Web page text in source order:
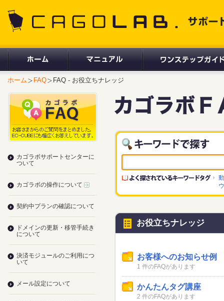
ホーム FAQ FAQ - お役立ちナレッジ
お役立ちナレッジ
お客様へのお知らせ例
1 件のFAQがあります
かんたんタグ講座
2 件のFAQがあります
カゴラボサポートセンターに
ついて
カゴラボの操作について
契約中プランの確認について
ドメインの更新・移管手続き
について
決済モジュールのご利用につ
いて
メール設定について